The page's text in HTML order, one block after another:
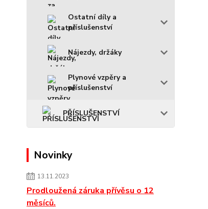
Ostatní díly a
příslušenství
Nájezdy, držáky
Plynové vzpěry a
příslušenství
PŘÍSLUŠENSTVÍ
Novinky
13.11.2023
Prodloužená záruka přívěsu o 12
měsíců.